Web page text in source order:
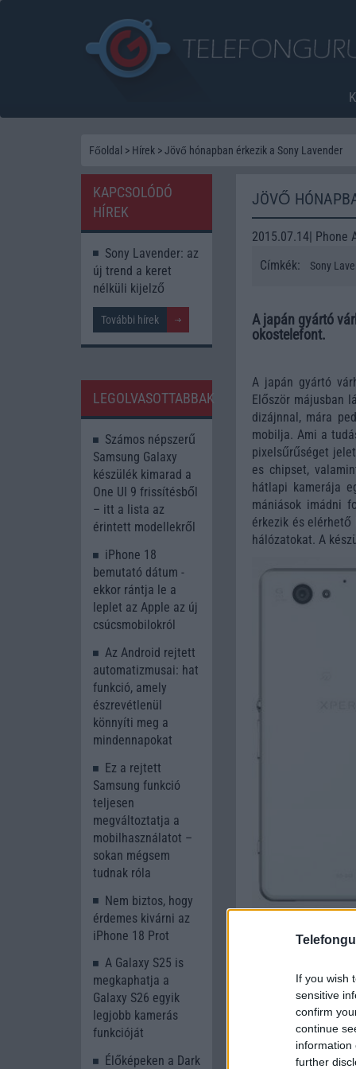
If you wish
sensitive
confirm
continue
information
further
Főoldal > Hírek >Jövő hónapban érkezik a Sony Lavender
JÖVŐ
2015.07.14| Phone
Címkék:
Sony
A japán gyártó
okostelefont.
A japán gyártó
Először májusban
dizájnnal, mára
mobilja. Ami a
pixelsűrűséget
es chipset,
hátlapi kamerája
mániások imádni
érkezik és elérhető
hálózatokat. A
KAPCSOLÓDÓ
HÍREK
Sony Lavender: az
új trend a keret
nélküli kijelző
További hírek
LEGOLVASOTTABBAK
Számos népszerű
Samsung Galaxy
készülék kimarad a
One UI 9 frissítésből
– itt a lista az
érintett modellekről
iPhone 18
bemutató dátum -
ekkor rántja le a
leplet az Apple az új
csúcsmobilokról
Az Android rejtett
automatizmusai: hat
funkció, amely
észrevétlenül
könnyíti meg a
mindennapokat
Ez a rejtett
Samsung funkció
teljesen
megváltoztatja a
mobilhasználatot –
sokan mégsem
tudnak róla
Nem biztos, hogy
érdemes kivárni az
iPhone 18 Prot
A Galaxy S25 is
megkaphatja a
Galaxy S26 egyik
legjobb kamerás
funkcióját
Élőképeken a Dark